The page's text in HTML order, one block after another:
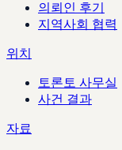
의뢰인 후기
지역사회 협력
위치
토론토 사무실
사건 결과
자료